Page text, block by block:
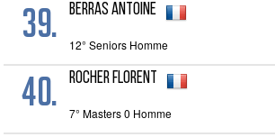
39. BERRAS Antoine
12° Seniors Homme
40. ROCHER Florent
7° Masters 0 Homme